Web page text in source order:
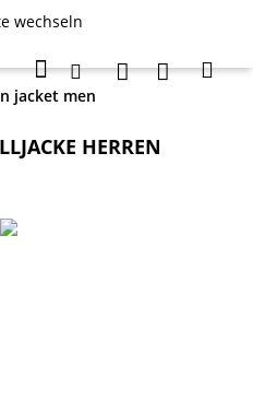
jacket men
HERREN